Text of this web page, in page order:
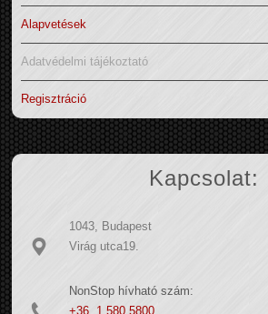
Alapvetések
Adatvédelmi tájékoztató
Regisztráció
Kapcsolat:
1043, Budapest
Virág utca19.
NonStop hívható szám:
+36 1 580 5800